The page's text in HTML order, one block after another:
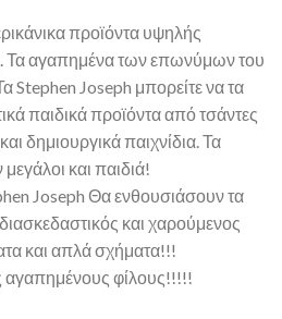
προϊόντα υψηλής
Τα αγαπημένα των επωνύμων του
Stephen Joseph μπορείτε να τα
παιδικά προϊόντα από τσάντες
δημιουργικά παιχνίδια. Τα
και παιδιά!
Joseph Θα ενθουσιάσουν τα
και χαρούμενος
και απλά σχήματα!!!
αγαπημένους φίλους!!!!!